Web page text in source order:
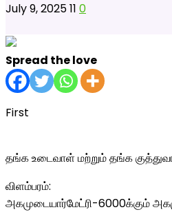
July 9, 202511 0
Spread the love
First
தங்க உடைவாள் மற்றும் தங்க
விளம்பரம்:
அகமுடையார்மேட்ரி-6000க்கும்